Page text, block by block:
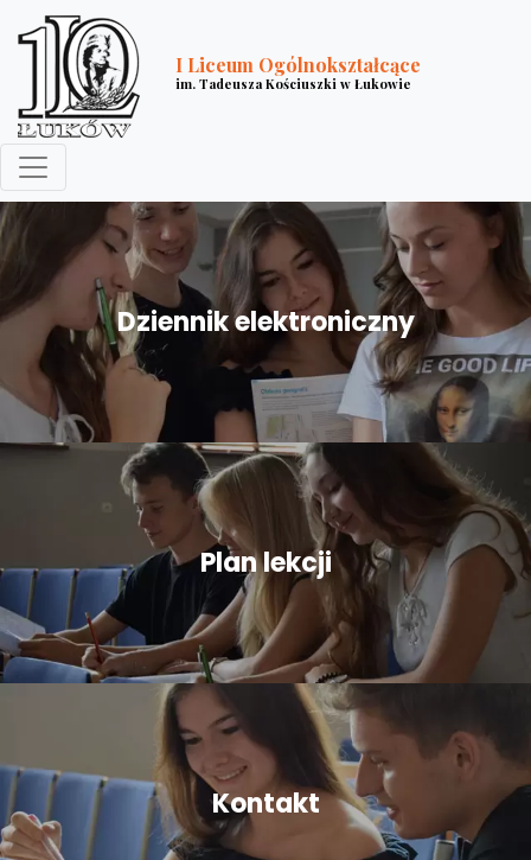
I Liceum Ogólnokształcące
im. Tadeusza Kościuszki w Łukowie
Dziennik elektroniczny
Plan lekcji
Kontakt